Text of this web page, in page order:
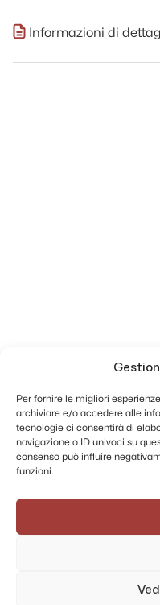
Per fornire le migliori
archiviare e/o accedere alle
tecnologie ci consentirà di
navigazione o ID univoci su
consenso può influire
funzioni.
Informazioni di